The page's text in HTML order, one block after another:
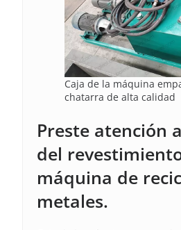
Caja de la máquina
chatarra de alta calidad
Preste atención
del
máquina de
metales.